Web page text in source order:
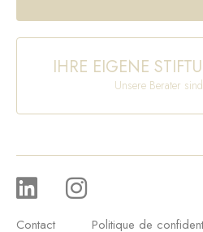
IHRE EIGENE
Unsere Berater
Contact Politique de